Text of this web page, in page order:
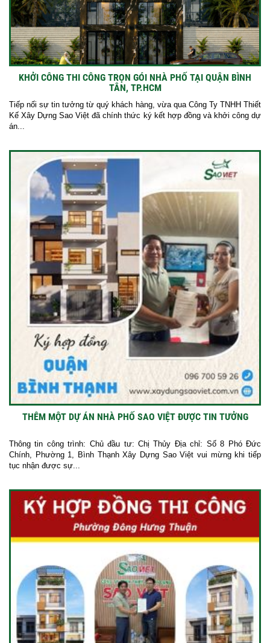
KHỞI CÔNG THI CÔNG TRỌN GÓI NHÀ PHỐ TẠI QUẬN BÌNH
TÂN, TP.HCM
Tiếp nối sự tin tưởng từ quý khách hàng, vừa qua Công Ty TNHH Thiết
Kế Xây Dựng Sao Việt đã chính thức ký kết hợp đồng và khởi công dự
án...
THÊM MỘT DỰ ÁN NHÀ PHỐ SAO VIỆT ĐƯỢC TIN TƯỞNG
Thông tin công trình: Chủ đầu tư: Chị Thủy Địa chỉ: Số 8 Phó Đức
Chính, Phường 1, Bình Thạnh Xây Dựng Sao Việt vui mừng khi tiếp
tục nhận được sự...